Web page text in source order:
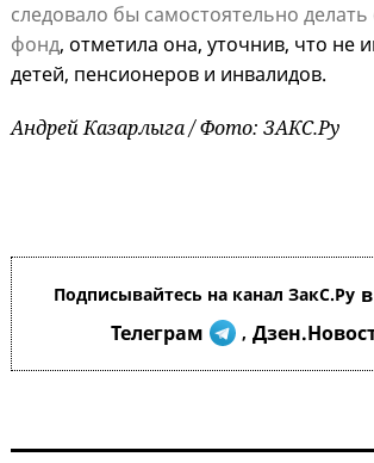
следовало бы самостоятельно
фонд, отметила она, уточнив, что не
детей, пенсионеров и инвалидов.
Андрей Казарлыга / Фото: ЗАКС.Ру
Подписывайтесь на канал ЗакС.Ру
Телеграм ,